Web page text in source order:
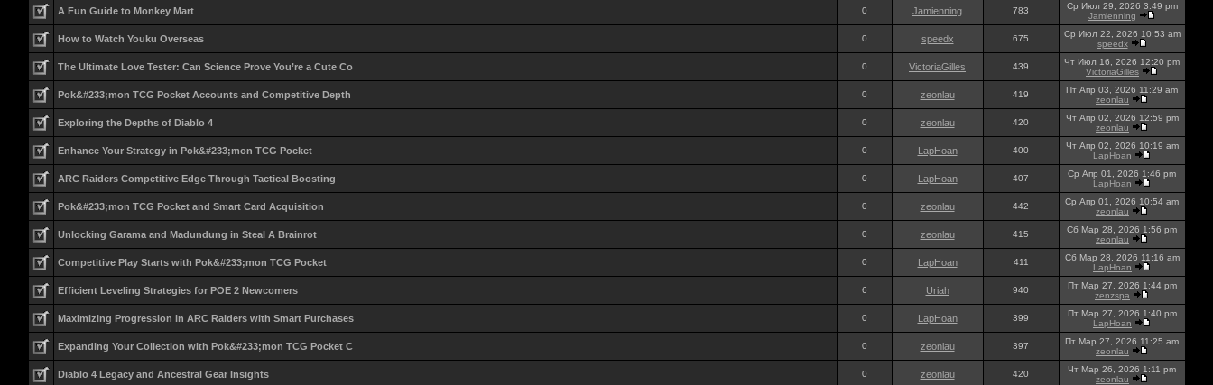
A Fun Guide to Monkey Mart 0 Jamienning 783
Ср Июл 29, 2026 3:49 pm
Jamienning
How to Watch Youku Overseas 0 speedx 675
Ср Июл 22, 2026 10:53 am
speedx
The Ultimate Love Tester: Can Science Prove You’re a Cute Co 0 VictoriaGilles 439
Чт Июл 16, 2026 12:20 pm
VictoriaGilles
Pok&#233;mon TCG Pocket Accounts and Competitive Depth 0 zeonlau 419
Пт Апр 03, 2026 11:29 am
zeonlau
Exploring the Depths of Diablo 4 0 zeonlau 420
Чт Апр 02, 2026 12:59 pm
zeonlau
Enhance Your Strategy in Pok&#233;mon TCG Pocket 0 LapHoan 400
Чт Апр 02, 2026 10:19 am
LapHoan
ARC Raiders Competitive Edge Through Tactical Boosting 0 LapHoan 407
Ср Апр 01, 2026 1:46 pm
LapHoan
Pok&#233;mon TCG Pocket and Smart Card Acquisition 0 zeonlau 442
Ср Апр 01, 2026 10:54 am
zeonlau
Unlocking Garama and Madundung in Steal A Brainrot 0 zeonlau 415
Сб Мар 28, 2026 1:56 pm
zeonlau
Competitive Play Starts with Pok&#233;mon TCG Pocket 0 LapHoan 411
Сб Мар 28, 2026 11:16 am
LapHoan
Efficient Leveling Strategies for POE 2 Newcomers 6 Uriah 940
Пт Мар 27, 2026 1:44 pm
zenzspa
Maximizing Progression in ARC Raiders with Smart Purchases 0 LapHoan 399
Пт Мар 27, 2026 1:40 pm
LapHoan
Expanding Your Collection with Pok&#233;mon TCG Pocket C 0 zeonlau 397
Пт Мар 27, 2026 11:25 am
zeonlau
Diablo 4 Legacy and Ancestral Gear Insights 0 zeonlau 420
Чт Мар 26, 2026 1:11 pm
zeonlau